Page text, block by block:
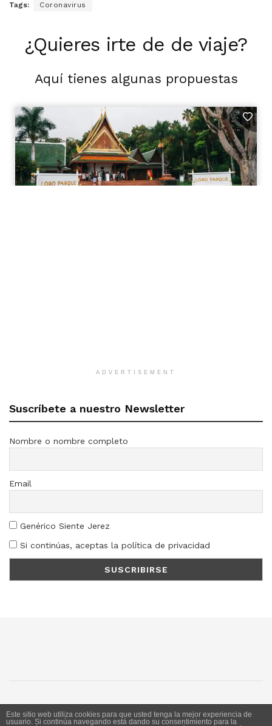
Tags: Coronavirus
¿Quieres irte de de viaje?
Aquí tienes algunas propuestas
ADVERTISEMENT
Suscríbete a nuestro Newsletter
Nombre o nombre completo
Email
Genérico Siente Jerez
Si continúas, aceptas la política de privacidad
Este sitio web utiliza cookies para que usted tenga la mejor experiencia de
usuario. Si continúa navegando está dando su consentimiento para la